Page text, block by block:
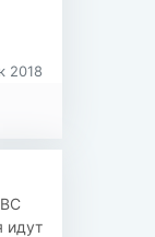
2018
идут